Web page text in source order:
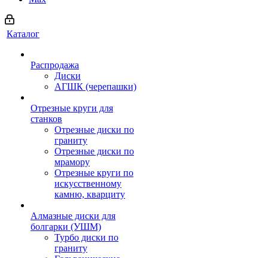
Каталог
Распродажа
Диски
АГШК (черепашки)
Отрезные круги для
станков
Отрезные диски по
граниту
Отрезные диски по
мрамору
Отрезные круги по
искусственному
камню, кварциту
Алмазные диски для
болгарки (УШМ)
Турбо диски по
граниту